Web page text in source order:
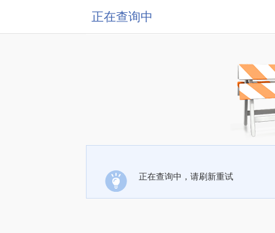
正在查询中
正在查询中，请刷新重试